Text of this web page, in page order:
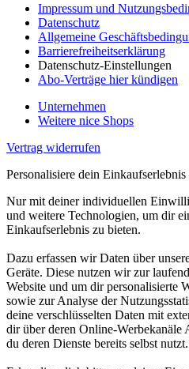
Impressum und
Datenschutz
Allgemeine
Barrierefreiheitserklärung
Datenschutz-Einstellungen
Abo-Verträge hier kündigen
Unternehmen
Weitere nice Shops
Vertrag widerrufen
Personalisiere dein Einkaufserlebnis
Nur mit deiner individuellen
und weitere Technologien, um dir
Einkaufserlebnis zu bieten.
Dazu erfassen wir Daten über
Geräte. Diese nutzen wir zur
Website und um dir personalisierte
sowie zur Analyse der
deine verschlüsselten Daten mit
dir über deren Online-Werbekanäle
du deren Dienste bereits selbst nutzt.